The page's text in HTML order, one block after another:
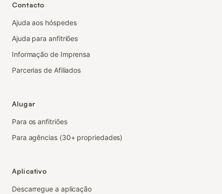
Contacto
Ajuda aos hóspedes
Ajuda para anfitriões
Informação de Imprensa
Parcerias de Afiliados
Alugar
Para os anfitriões
Para agências (30+ propriedades)
Aplicativo
Descarregue a aplicação